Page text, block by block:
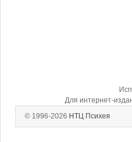
Для интернет-
© 1996-2026 НТЦ Психея